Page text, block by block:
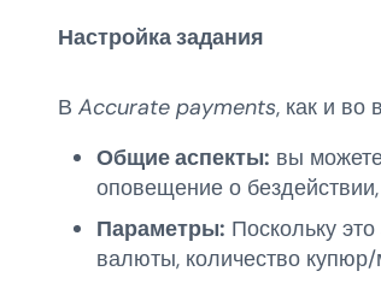
Настройка задания
В Accurate payments, как и во
Общие аспекты: вы
оповещение о
Параметры: Поскольку
валюты, количество